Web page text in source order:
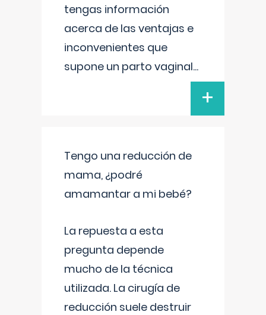
tengas información
acerca de las ventajas e
inconvenientes que
supone un parto vaginal...
+
Tengo una reducción de
mama, ¿podré
amamantar a mi bebé?
La repuesta a esta
pregunta depende
mucho de la técnica
utilizada. La cirugía de
reducción suele destruir